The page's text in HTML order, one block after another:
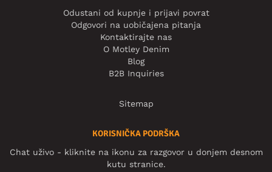
Odustani od kupnje i prijavi povrat
Odgovori na uobičajena pitanja
Kontaktirajte nas
O Motley Denim
Blog
B2B Inquiries
Sitemap
KORISNIČKA PODRŠKA
Chat uživo - kliknite na ikonu za razgovor u donjem desnom
kutu stranice.